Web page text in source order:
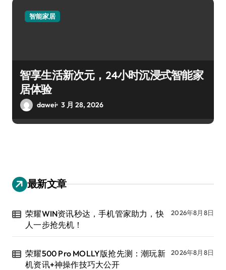
智能家居
智享生活新次元，24小时沉浸式智能家
居体验
dawei 3 月 28, 2026
最新文章
荣耀WIN资讯秒达，手机管家助力，快
人一步抢先机！
2026年8月8日
荣耀500 Pro MOLLY版抢先测：潮玩新
机资讯+神操作技巧大公开
2026年8月8日